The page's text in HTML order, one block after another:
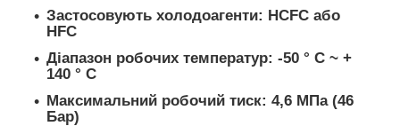
Застосовують холодоагенти: HCFC або
HFC
Діапазон робочих температур: -50 ° C ~ +
140 ° C
Максимальний робочий тиск: 4,6 МПа (46
Бар)